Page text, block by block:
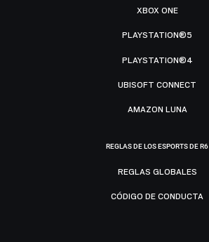
XBOX ONE
PLAYSTATION®5
PLAYSTATION®4
UBISOFT CONNECT
AMAZON LUNA
REGLAS DE LOS ESPORTS DE R6
REGLAS GLOBALES
CÓDIGO DE CONDUCTA